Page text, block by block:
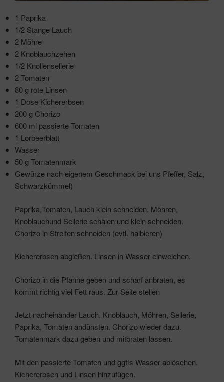
1 Paprika
1/2 Stange Lauch
2 Möhre
2 Knoblauchzehen
1/2 Knollensellerie
2 Tomaten
80 g rote Linsen
1 Dose Kichererbsen
200 g Chorizo
600 ml passierte Tomaten
1 Lorbeerblatt
Wasser
50 g Tomatenmark
Gewürze nach eigenem Geschmack bei uns Pfeffer, Salz,
Schwarzkümmel)
Paprika,Tomaten, Lauch klein schneiden. Möhren,
Knoblauchund Sellerie schälen und klein schneiden.
Chorizo in Streifen schneiden (evtl. halbieren)
Kichererbsen abgießen. Linsen in Wasser einweichen.
Chorizo in die Pfanne geben und scharf anbraten, es
kommt richtig viel Fett raus. Zur Seite stellen
Jetzt nacheinander Lauch, Knoblauch, Möhren, Sellerie,
Paprika, Tomaten andünsten. Chorizo wieder dazu.
Tomatenmark dazu geben und mitbraten lassen.
Mit den passierte Tomaten und ggfls Wasser ablöschen.
Kichererbsen und Linsen hinzufügen.